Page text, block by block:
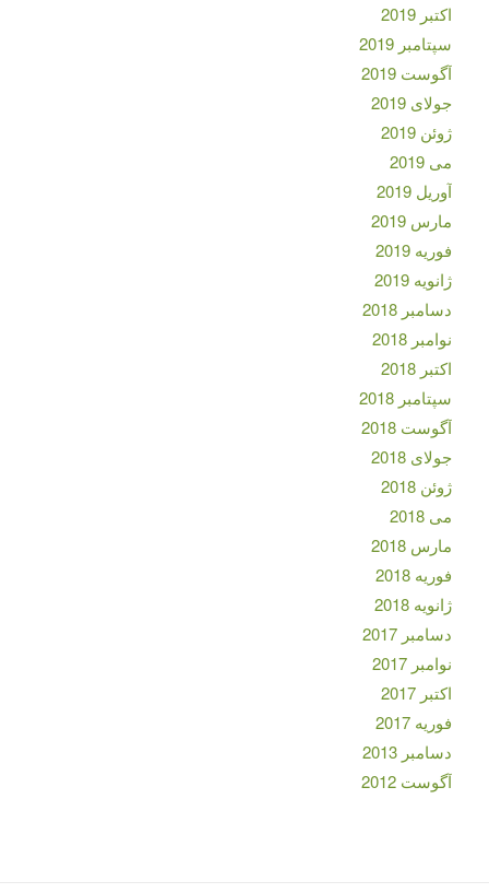
اکتبر 2019
سپتامبر 2019
آگوست 2019
جولای 2019
ژوئن 2019
می 2019
آوریل 2019
مارس 2019
فوریه 2019
ژانویه 2019
دسامبر 2018
نوامبر 2018
اکتبر 2018
سپتامبر 2018
آگوست 2018
جولای 2018
ژوئن 2018
می 2018
مارس 2018
فوریه 2018
ژانویه 2018
دسامبر 2017
نوامبر 2017
اکتبر 2017
فوریه 2017
دسامبر 2013
آگوست 2012